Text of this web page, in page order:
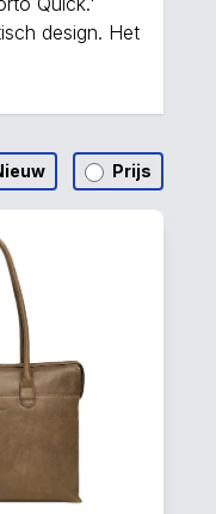
design. Het
Prijs